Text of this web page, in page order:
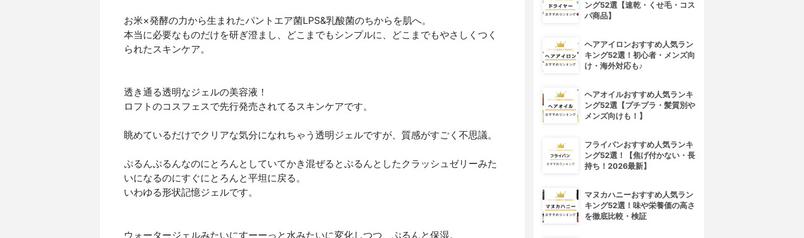
お米×発酵の力から生まれたパントエア菌LPS&乳酸菌のちからを肌へ。
本当に必要なものだけを研ぎ澄まし、どこまでもシンプルに、どこまでもやさしくつく
られたスキンケア。
透き通る透明なジェルの美容液！
ロフトのコスフェスで先行発売されてるスキンケアです。
眺めているだけでクリアな気分になれちゃう透明ジェルですが、質感がすごく不思議。
ぷるんぷるんなのにとろんとしていてかき混ぜるとぷるんとしたクラッシュゼリーみた
いになるのにすぐにとろんと平坦に戻る。
いわゆる形状記憶ジェルです。
ウォータージェルみたいにすーーっと水みたいに変化しつつ、ぷるんと保湿。
ング52選【速乾・くせ毛・コス
パ商品】
ヘアアイロンおすすめ人気ラン
キング52選！初心者・メンズ向
け・海外対応も♪
ヘアオイルおすすめ人気ランキ
ング52選【プチプラ・髪質別や
メンズ向けも！】
フライパンおすすめ人気ランキ
ング52選！【焦げ付かない・長
持ち！2026最新】
マヌカハニーおすすめ人気ラン
キング52選！味や栄養価の高さ
を徹底比較・検証